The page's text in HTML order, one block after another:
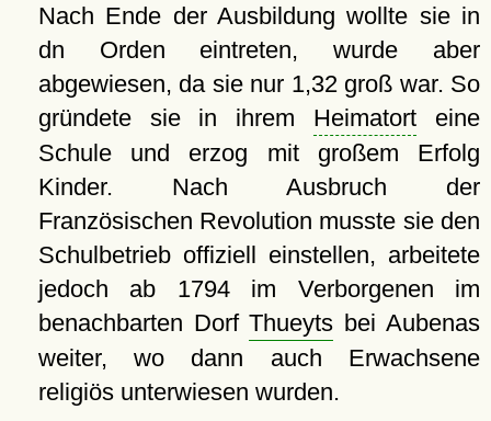
Nach Ende der Ausbildung wollte sie in
dn Orden eintreten, wurde aber
abgewiesen, da sie nur 1,32 groß war. So
gründete sie in ihrem Heimatort eine
Schule und erzog mit großem Erfolg
Kinder. Nach Ausbruch der
Französischen Revolution musste sie den
Schulbetrieb offiziell einstellen, arbeitete
jedoch ab 1794 im Verborgenen im
benachbarten DorfThueyts bei Aubenas
weiter, wo dann auch Erwachsene
religiös unterwiesen wurden.